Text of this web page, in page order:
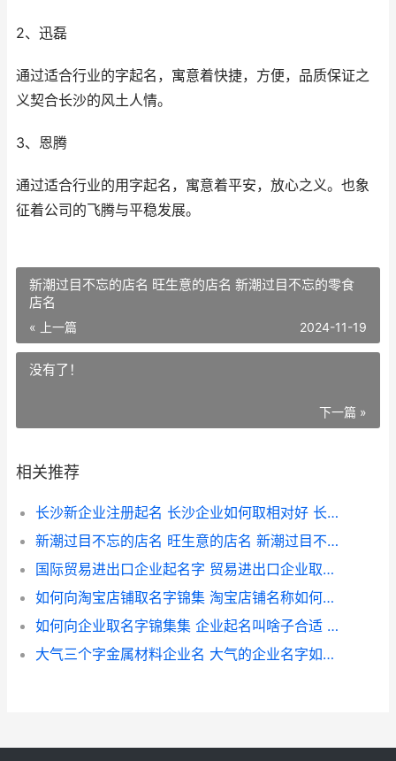
2、迅磊
通过适合行业的字起名，寓意着快捷，方便，品质保证之
义契合长沙的风土人情。
3、恩腾
通过适合行业的用字起名，寓意着平安，放心之义。也象
征着公司的飞腾与平稳发展。
新潮过目不忘的店名 旺生意的店名 新潮过目不忘的零食
店名
« 上一篇 2024-11-19
没有了！
下一篇 »
相关推荐
长沙新企业注册起名 长沙企业如何取相对好 长沙企业注册地址公共账户在哪里
新潮过目不忘的店名 旺生意的店名 新潮过目不忘的零食店名
国际贸易进出口企业起名字 贸易进出口企业取啥子名字好 国际贸易进出口公司介绍
如何向淘宝店铺取名字锦集 淘宝店铺名称如何起 如何向淘宝店铺买东西
如何向企业取名字锦集集 企业起名叫啥子合适 如何给企业取名字运气才好
大气三个字金属材料企业名 大气的企业名字如何取 大气的三字成语